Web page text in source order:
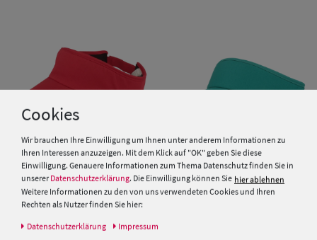
Balke Einfarbiges
Sonnenschild mit
Klettverschluss aus reiner
Baumwolle
Cookies
Wir brauchen Ihre Einwilligung um Ihnen unter anderem Informationen zu
Ihren Interessen anzuzeigen. Mit dem Klick auf "OK" geben Sie diese
Einwilligung. Genauere Informationen zum Thema Datenschutz finden Sie in
unserer Datenschutzerklärung. Die Einwilligung können Sie hier ablehnen
Weitere Informationen zu den von uns verwendeten Cookies und Ihren
Rechten als Nutzer finden Sie hier:
Daten­schutz­erklärung Impressum